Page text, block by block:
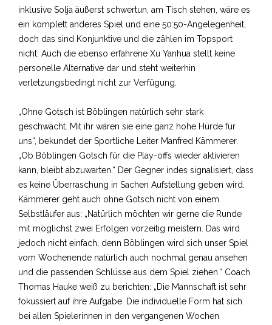
inklusive Solja äußerst schwertun, am Tisch stehen, wäre es
ein komplett anderes Spiel und eine 50:50-Angelegenheit,
doch das sind Konjunktive und die zählen im Topsport
nicht. Auch die ebenso erfahrene Xu Yanhua stellt keine
personelle Alternative dar und steht weiterhin
verletzungsbedingt nicht zur Verfügung.
„Ohne Gotsch ist Böblingen natürlich sehr stark
geschwächt. Mit ihr wären sie eine ganz hohe Hürde für
uns“, bekundet der Sportliche Leiter Manfred Kämmerer.
„Ob Böblingen Gotsch für die Play-offs wieder aktivieren
kann, bleibt abzuwarten.“ Der Gegner indes signalisiert, dass
es keine Überraschung in Sachen Aufstellung geben wird.
Kämmerer geht auch ohne Gotsch nicht von einem
Selbstläufer aus: „Natürlich möchten wir gerne die Runde
mit möglichst zwei Erfolgen vorzeitig meistern. Das wird
jedoch nicht einfach, denn Böblingen wird sich unser Spiel
vom Wochenende natürlich auch nochmal genau ansehen
und die passenden Schlüsse aus dem Spiel ziehen.“ Coach
Thomas Hauke weiß zu berichten: „Die Mannschaft ist sehr
fokussiert auf ihre Aufgabe. Die individuelle Form hat sich
bei allen Spielerinnen in den vergangenen Wochen